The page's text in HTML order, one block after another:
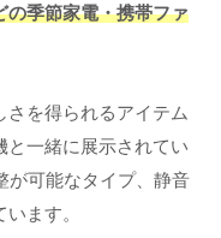
の季節家電・携帯ファ
を得られるアイテム
と一緒に展示されてい
が可能なタイプ、静音
ます。